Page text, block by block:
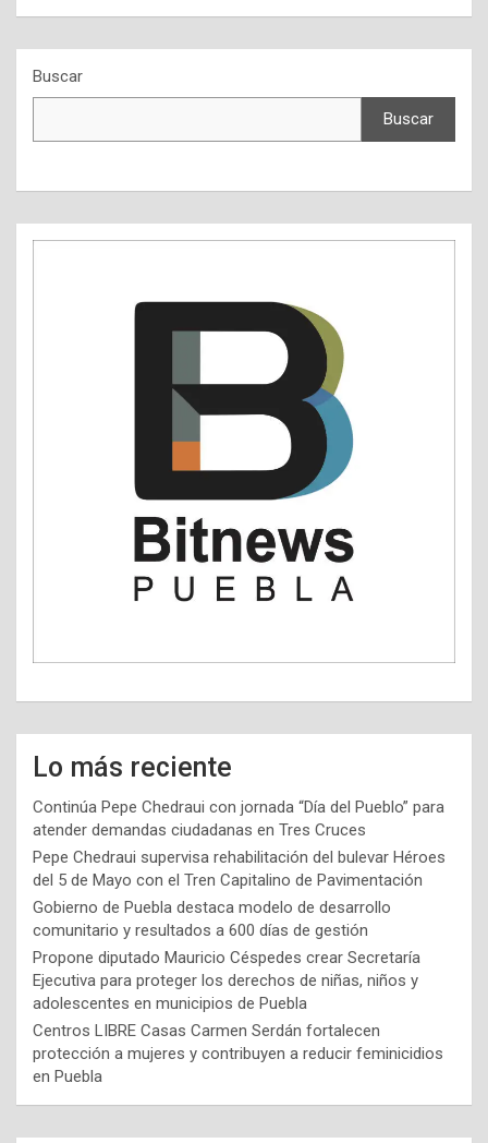
Buscar
Buscar
Lo más reciente
Continúa Pepe Chedraui con jornada “Día del Pueblo” para
atender demandas ciudadanas en Tres Cruces
Pepe Chedraui supervisa rehabilitación del bulevar Héroes
del 5 de Mayo con el Tren Capitalino de Pavimentación
Gobierno de Puebla destaca modelo de desarrollo
comunitario y resultados a 600 días de gestión
Propone diputado Mauricio Céspedes crear Secretaría
Ejecutiva para proteger los derechos de niñas, niños y
adolescentes en municipios de Puebla
Centros LIBRE Casas Carmen Serdán fortalecen
protección a mujeres y contribuyen a reducir feminicidios
en Puebla